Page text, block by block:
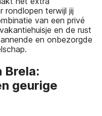
rondlopen terwijl jij
van een privé
en de rust
en onbezorgde
Brela:
geurige